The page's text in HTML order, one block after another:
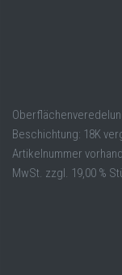
Beschichtung: 18K
Artikelnummer
MwSt. zzgl. 19,00 %